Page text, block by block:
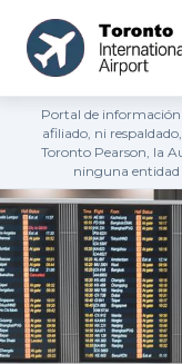
Portal de información
afiliado, ni
Toronto Pearson, la
ninguna